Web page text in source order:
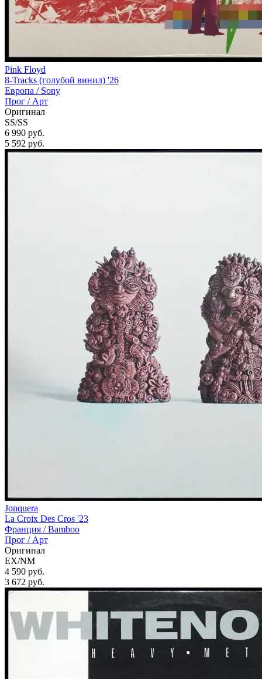
Pink Floyd
8-Tracks (голубой винил) '26
Европа / Sony
Прог / Арт
Оригинал
SS/SS
6 990 руб.
5 592 руб.
Jonquera
La Croix Des Cros '23
Франция /Bamboo
Прог / Арт
Оригинал
EX/NM
4 590 руб.
3 672 руб.